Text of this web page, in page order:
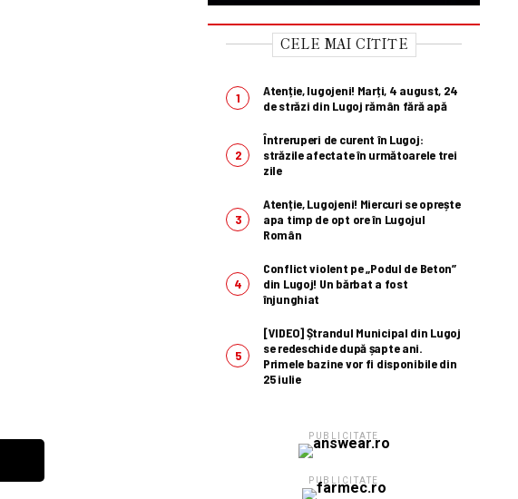
CELE MAI CITITE
Atenție, lugojeni! Marți, 4 august, 24
de străzi din Lugoj rămân fără apă
Întreruperi de curent în Lugoj:
străzile afectate în următoarele trei
zile
Atenție, Lugojeni! Miercuri se oprește
apa timp de opt ore în Lugojul
Român
Conflict violent pe „Podul de Beton”
din Lugoj! Un bărbat a fost
înjunghiat
[VIDEO] Ștrandul Municipal din Lugoj
se redeschide după șapte ani.
Primele bazine vor fi disponibile din
25 iulie
PUBLICITATE
PUBLICITATE